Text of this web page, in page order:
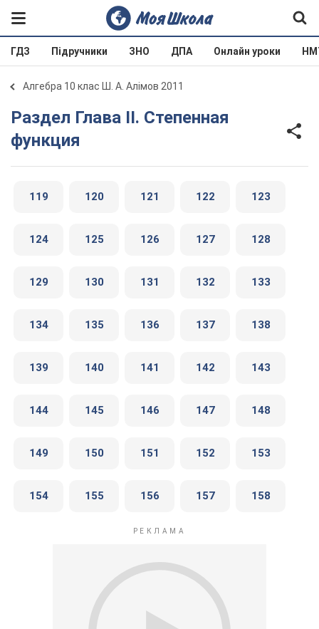
ГДЗ Підручники ЗНО ДПА Онлайн уроки
Алгебра 10 клас Ш. А. Алімов 2011
Раздел Глава II. Степенная
функция
119 120 121 122 123
124 125 126 127 128
129 130 131 132 133
134 135 136 137 138
139 140 141 142 143
144 145 146 147 148
149 150 151 152 153
154 155 156 157 158